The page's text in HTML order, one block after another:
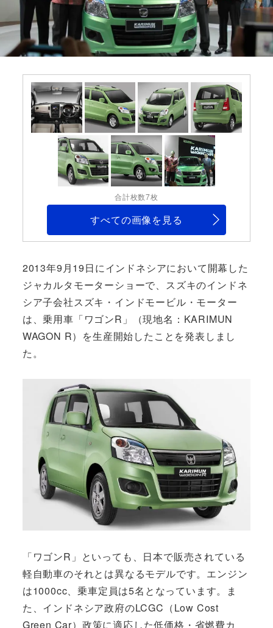
合計枚数7枚
すべての画像を見る
2013年9月19日にインドネシアにおいて開幕した
ジャカルタモーターショーで、スズキのインドネ
シア子会社スズキ・インドモービル・モーター
は、乗用車「ワゴンR」（現地名：KARIMUN
WAGON R）を生産開始したことを発表しまし
た。
「ワゴンR」といっても、日本で販売されている
軽自動車のそれとは異なるモデルです。エンジン
は1000cc、乗車定員は5名となっています。ま
た、インドネシア政府のLCGC（Low Cost
Green Car）政策に適応した低価格・省燃費カ